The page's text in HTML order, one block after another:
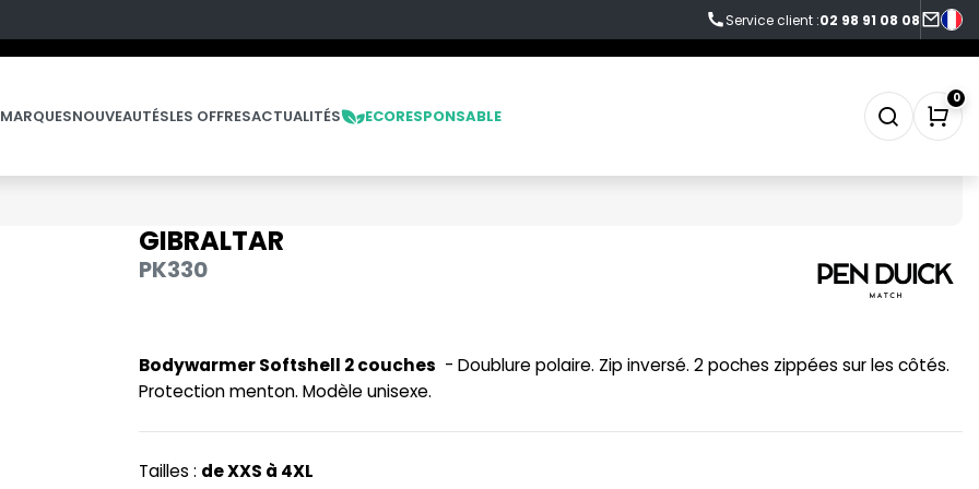
Service client :02 98 91 08 08
NOS PRODUITS
PANTALONS
POLAIRE
SOFTSHELL
TABLIER
LES MARQUES
NOUVEAUTÉSLES OFFRES
LES OFFRES
ACTUALITÉS ECORESPONSABLE
0
GIBRALTAR
PK330
Bodywarmer Softshell 2 couches - Doublure polaire. Zip inversé. 2 poches zippées sur les côtés.
Protection menton. Modèle unisexe.
Tailles : de XXS à 4XL